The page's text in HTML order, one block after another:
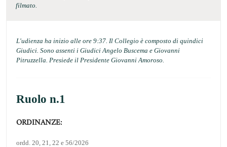
filmato.
L'udienza ha inizio alle ore 9:37. Il Collegio è composto di quindici
Giudici. Sono assenti i Giudici Angelo Buscema e Giovanni
Pitruzzella. Presiede il Presidente Giovanni Amoroso.
Ruolo n.1
ORDINANZE:
ordd. 20, 21, 22 e 56/2026